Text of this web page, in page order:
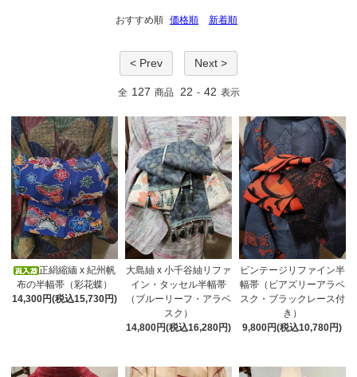
おすすめ順 価格順 新着順
< Prev Next >
全 127 商品 22 - 42 表示
正絹縮緬 x 紀州帆
布の半幅帯（彩花蝶）
14,300円(税込15,730円)
大島紬 x 小千谷紬リファ
イン・タッセル半幅帯
（ブルーリーフ・アラベ
スク）
14,800円(税込16,280円)
ビンテージリファイン半
幅帯（ビアズリーアラベ
スク・ブラックレース付
き）
9,800円(税込10,780円)